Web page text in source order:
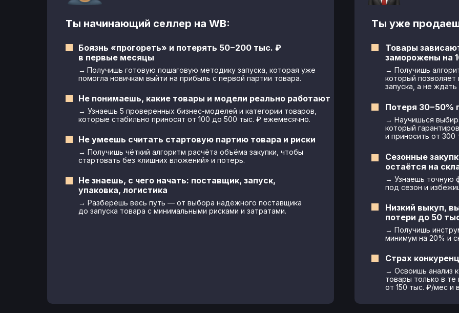
Ты уже
Товары
заморожены на
→ Получишь
который позволяет
запуска, а не
→ Научишься
который
и приносить от
Потеря 30−50%
Сезонные
остаётся на
→ Узнаешь точную
под сезон и
→ Получишь
минимум на 20% и
Низкий выкуп,
потери до 50
Страх
→ Освоишь анализ
товары только в те
от 150 тыс. ₽/мес и
Ты начинающий селлер на WB:
Не знаешь, с чего начать: поставщик, запуск,
упаковка, логистика
→ Разберёшь весь путь — от выбора надёжного поставщика
до запуска товара с минимальными рисками и затратами.
→ Получишь чёткий алгоритм расчёта объёма закупки, чтобы
стартовать без «лишних вложений» и потерь.
Не умеешь считать стартовую партию товара и риски
Не понимаешь, какие товары и модели реально работают
→ Узнаешь 5 проверенных бизнес-моделей и категории товаров,
которые стабильно приносят от 100 до 500 тыс. ₽ ежемесячно.
→ Получишь готовую пошаговую методику запуска, которая уже
помогла новичкам выйти на прибыль с первой партии товара.
Боязнь «прогореть» и потерять 50−200 тыс. ₽
в первые месяцы